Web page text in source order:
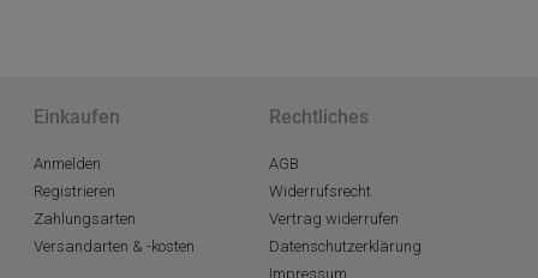
Einkaufen
Anmelden
Registrieren
Zahlungsarten
Versandarten & -kosten
Rechtliches
AGB
Widerrufsrecht
Vertrag widerrufen
Datenschutzerklärung
Impressum